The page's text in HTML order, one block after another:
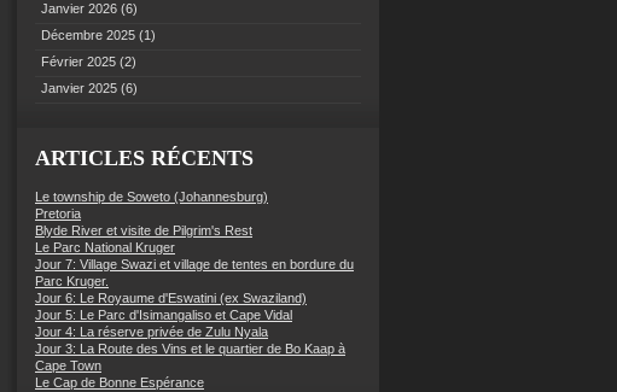
Janvier 2026 (6)
Décembre 2025 (1)
Février 2025 (2)
Janvier 2025 (6)
ARTICLES RÉCENTS
Le township de Soweto (Johannesburg)
Pretoria
Blyde River et visite de Pilgrim's Rest
Le Parc National Kruger
Jour 7: Village Swazi et village de tentes en bordure du
Parc Kruger.
Jour 6: Le Royaume d'Eswatini (ex Swaziland)
Jour 5: Le Parc d'Isimangaliso et Cape Vidal
Jour 4: La réserve privée de Zulu Nyala
Jour 3: La Route des Vins et le quartier de Bo Kaap à
Cape Town
Le Cap de Bonne Espérance